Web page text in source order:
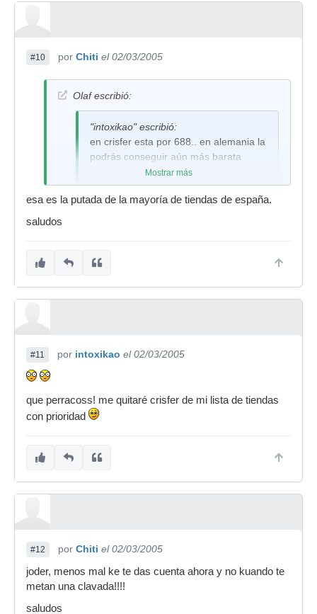
#10 por Chiti el 02/03/2005
Olaf escribió:
"intoxikao" escribió:
en crisfer esta por 688.. en alemania la
podrás conseguir aún más barata
En crisfer no incluye IVA ni envio, se queda en
¤836.75
Mostrar más
esa es la putada de la mayoría de tiendas de españa.
saludos
#11 por intoxikao el 02/03/2005
que perracoss! me quitaré crisfer de mi lista de tiendas
con prioridad
#12 por Chiti el 02/03/2005
joder, menos mal ke te das cuenta ahora y no kuando te
metan una clavada!!!!
saludos